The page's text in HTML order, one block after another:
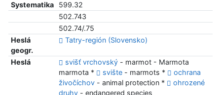
Systematika
599.32
502.743
502.74/.75
Heslá
geogr.
Tatry-región (Slovensko)
Heslá svišť vrchovský- marmot - Marmota
marmota *
svište- marmots *
ochrana
živočíchov- animal protection *
ohrozené
druhy- endangered species